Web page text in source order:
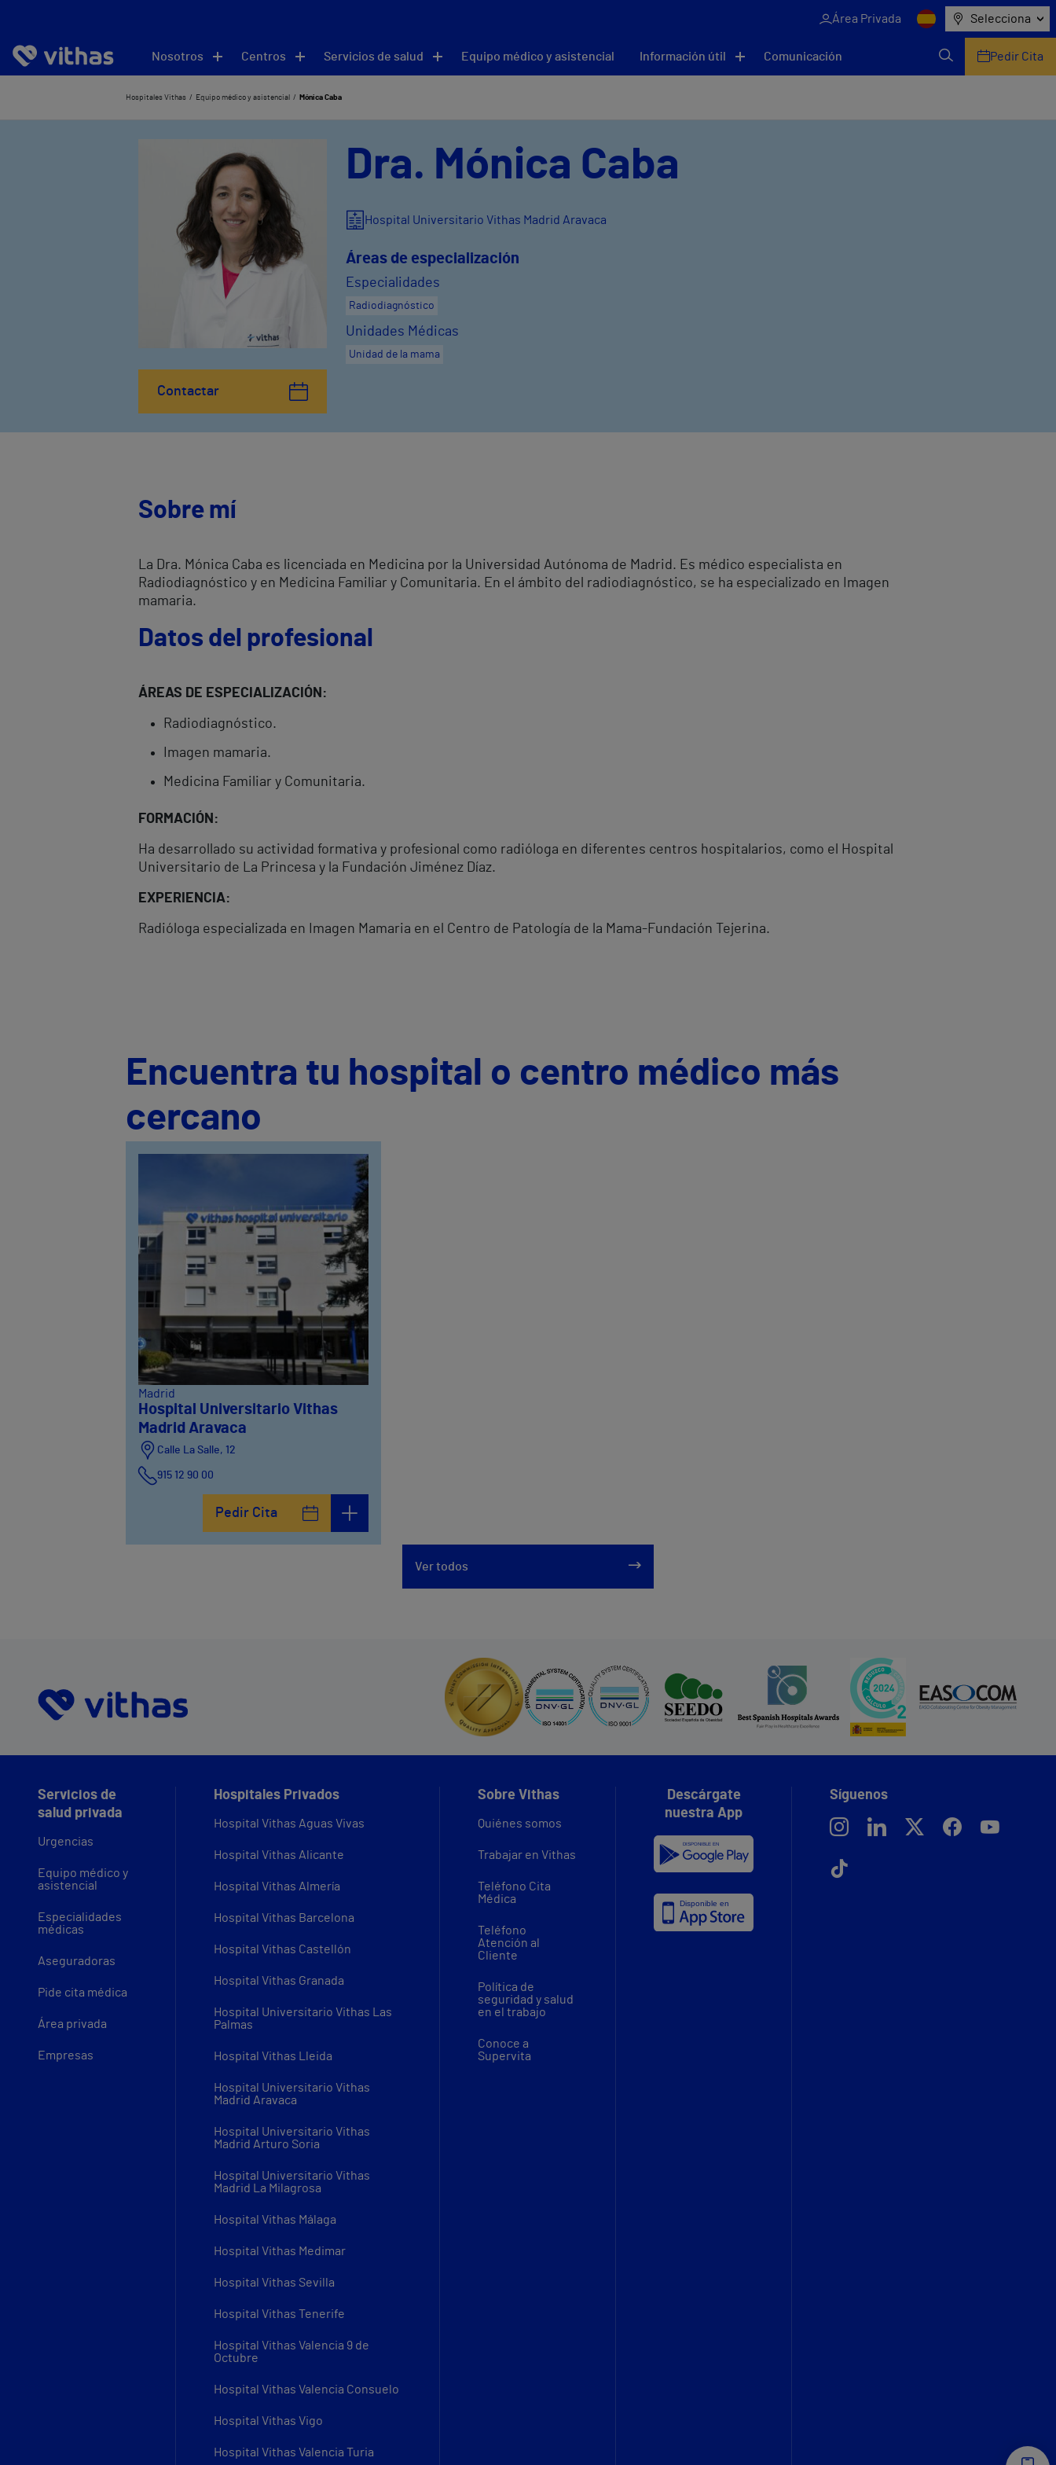
Área Privada Selecciona
Nosotros Centros Servicios de salud Equipo médico y asistencial Información útil Comunicación Pedir Cita
Hospitales Vithas Equipo médico y asistencial Mónica Caba
Contactar
Dra. Mónica Caba
Hospital Universitario Vithas Madrid Aravaca
Áreas de especialización
Especialidades
Radiodiagnóstico
Unidades Médicas
Unidad de la mama
Sobre mí
La Dra. Mónica Caba es licenciada en Medicina por la Universidad Autónoma de Madrid. Es médico especialista en
Radiodiagnóstico y en Medicina Familiar y Comunitaria. En el ámbito del radiodiagnóstico, se ha especializado en Imagen
mamaria.
Datos del profesional
ÁREAS DE ESPECIALIZACIÓN:
Radiodiagnóstico.
Imagen mamaria.
Medicina Familiar y Comunitaria.
FORMACIÓN:
Ha desarrollado su actividad formativa y profesional como radióloga en diferentes centros hospitalarios, como el Hospital
Universitario de La Princesa y la Fundación Jiménez Díaz.
EXPERIENCIA:
Radióloga especializada en Imagen Mamaria en el Centro de Patología de la Mama-Fundación Tejerina.
Encuentra tu hospital o centro médico más
cercano
Madrid
Hospital Universitario Vithas
Madrid Aravaca
Calle La Salle, 12
915 12 90 00
Pedir Cita
Ver todos
Servicios de
salud privada
Urgencias
Equipo médico y
asistencial
Especialidades
médicas
Aseguradoras
Pide cita médica
Área privada
Empresas
Hospitales Privados
Hospital Vithas Aguas Vivas
Hospital Vithas Alicante
Hospital Vithas Almería
Hospital Vithas Barcelona
Hospital Vithas Castellón
Hospital Vithas Granada
Hospital Universitario Vithas Las
Palmas
Hospital Vithas Lleida
Hospital Universitario Vithas
Madrid Aravaca
Hospital Universitario Vithas
Madrid Arturo Soria
Hospital Universitario Vithas
Madrid La Milagrosa
Hospital Vithas Málaga
Hospital Vithas Medimar
Hospital Vithas Sevilla
Hospital Vithas Tenerife
Hospital Vithas Valencia 9 de
Octubre
Hospital Vithas Valencia Consuelo
Hospital Vithas Vigo
Hospital Vithas Valencia Turia
Sobre Vithas
Quiénes somos
Trabajar en Vithas
Teléfono Cita
Médica
Teléfono
Atención al
Cliente
Política de
seguridad y salud
en el trabajo
Conoce a
Supervita
Descárgate
nuestra App
Síguenos